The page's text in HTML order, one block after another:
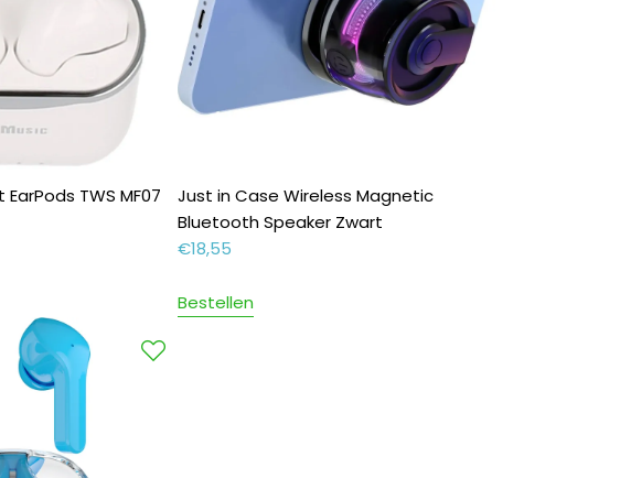
TWS MF07
Just in Case Wireless Magnetic
Bluetooth Speaker Zwart
€18,55
Bestellen